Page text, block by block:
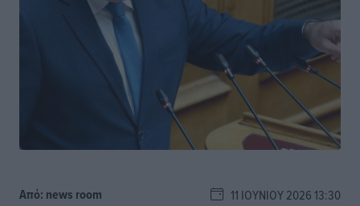
Από: news room 11 ΙΟΥΝΊΟΥ 2026 13:30